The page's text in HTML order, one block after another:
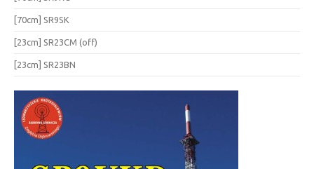
[70cm] SR9SK
[23cm] SR23CM (off)
[23cm] SR23BN